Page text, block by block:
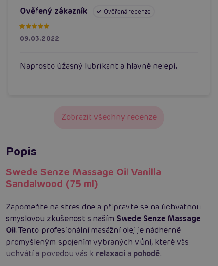
Ověřený zákazník Ověřená recenze
09.03.2022
Naprosto úžasný lubrikant a hlavně nelepí.
Zobrazit všechny recenze
Popis
Swede Senze Massage Oil Vanilla
Sandalwood (75 ml)
Zapomeňte na stres dne a připravte se na úchvatnou
smyslovou zkušenost s naším Swede Senze Massage
Oil. Tento profesionální masážní olej je nádherně
promyšleným spojením vybraných vůní, které vás
uchvátí a povedou vás k relaxaci a pohodě.